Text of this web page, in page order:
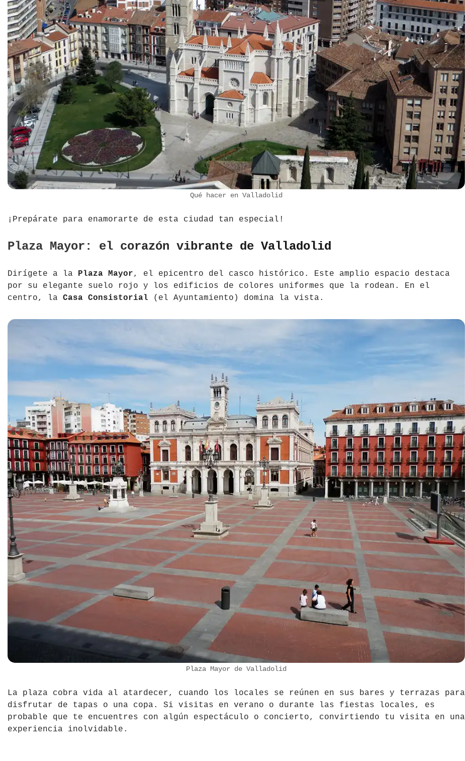
Qué hacer en Valladolid
¡Prepárate para enamorarte de esta ciudad tan especial!
Plaza Mayor: el corazón vibrante de Valladolid
Dirígete a la Plaza Mayor, el epicentro del casco histórico. Este amplio espacio destaca
por su elegante suelo rojo y los edificios de colores uniformes que la rodean. En el
centro, la Casa Consistorial (el Ayuntamiento) domina la vista.
Plaza Mayor de Valladolid
La plaza cobra vida al atardecer, cuando los locales se reúnen en sus bares y terrazas para
disfrutar de tapas o una copa. Si visitas en verano o durante las fiestas locales, es
probable que te encuentres con algún espectáculo o concierto, convirtiendo tu visita en una
experiencia inolvidable.